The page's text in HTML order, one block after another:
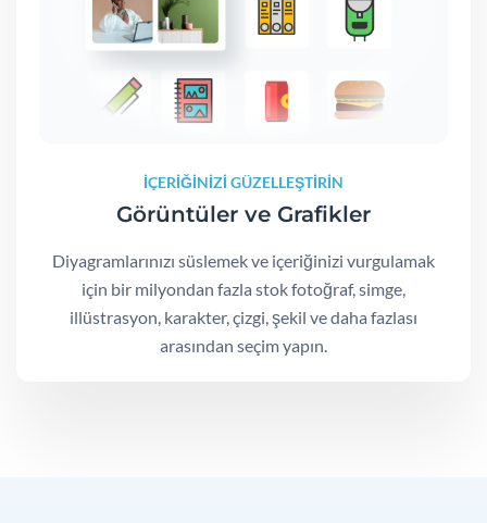
İÇERİĞİNİZİ GÜZELLEŞTİRİN
Görüntüler ve Grafikler
Diyagramlarınızı süslemek ve içeriğinizi vurgulamak
için bir milyondan fazla stok fotoğraf, simge,
illüstrasyon, karakter, çizgi, şekil ve daha fazlası
arasından seçim yapın.